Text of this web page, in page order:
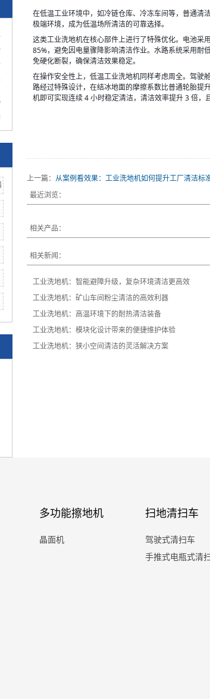
在低温工业环境中，如冷链仓库、冷冻车间等，普通清
极端环境，成为低温场所清洁的可靠选择。
这类工业洗地机在核心部件上进行了特殊优化。电池
85%，避免因电量骤降影响清洁作业。水路系统采用耐
免硬化断裂，确保清洁效果稳定。
在操作安全性上，低温工业洗地机同样考虑周全。驾驶
路经过特殊设计，在结冰地面的摩擦系数比普通轮胎提
机即可实现连续 4 小时稳定清洁，清洁效率提升 3 倍，
上一篇： 从案例看效果：工业洗地机如何提升工厂清洁标
最近浏览：
相关产品：
相关新闻：
工业洗地机：智能避障升级，复杂环境清洁更高效
工业洗地机：矿山车间粉尘清洁的高效利器
工业洗地机：高温环境下的耐热清洁装备
工业洗地机：模块化设计带来的便捷维护体验
工业洗地机：狭小空间清洁的灵活解决方案
多功能擦地机
晶面机
扫地清扫车
驾驶式清扫车
手推式电瓶式清